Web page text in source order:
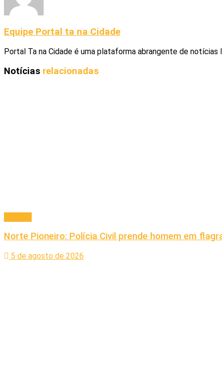
Equipe Portal ta na Cidade
Portal Ta na Cidade é uma plataforma abrangente de
Notícias relacionadas
Norte Pioneiro: Polícia Civil prende homem em
5 de agosto de 2026